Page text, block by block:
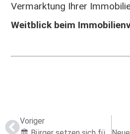
Vermarktung Ihrer
Weitblick beim
Voriger